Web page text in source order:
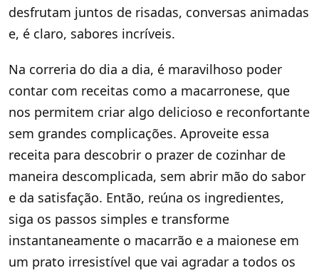
desfrutam juntos de risadas, conversas animadas
e, é claro, sabores incríveis.
Na correria do dia a dia, é maravilhoso poder
contar com receitas como a macarronese, que
nos permitem criar algo delicioso e reconfortante
sem grandes complicações. Aproveite essa
receita para descobrir o prazer de cozinhar de
maneira descomplicada, sem abrir mão do sabor
e da satisfação. Então, reúna os ingredientes,
siga os passos simples e transforme
instantaneamente o macarrão e a maionese em
um prato irresistível que vai agradar a todos os